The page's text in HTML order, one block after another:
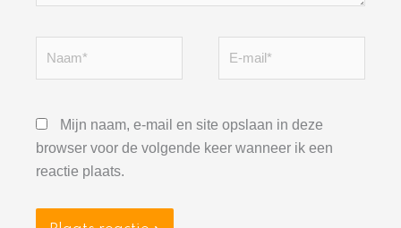
Mijn naam, e-mail en site opslaan in deze
browser voor de volgende keer wanneer ik een
reactie plaats.